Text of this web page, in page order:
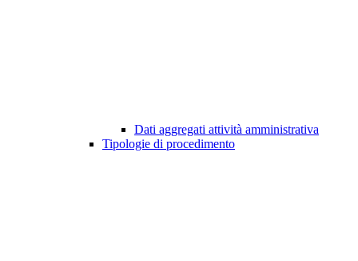
Dati aggregati attività amministrativa
Tipologie di procedimento